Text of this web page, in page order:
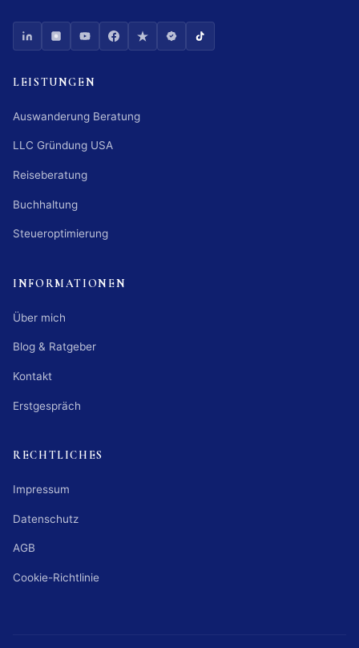
LEISTUNGEN
Auswanderung Beratung
LLC Gründung USA
Reiseberatung
Buchhaltung
Steueroptimierung
INFORMATIONEN
Über mich
Blog & Ratgeber
Kontakt
Erstgespräch
RECHTLICHES
Impressum
Datenschutz
AGB
Cookie-Richtlinie